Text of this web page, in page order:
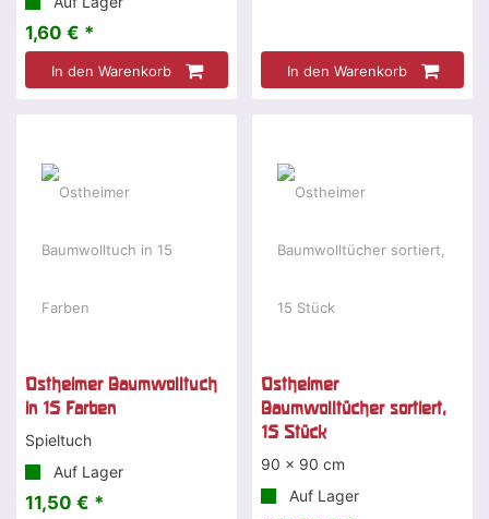
1,60 € *
In den Warenkorb In den Warenkorb
Ostheimer Baumwolltuch
in 15 Farben
Spieltuch
Auf Lager
11,50 € *
Ostheimer
Baumwolltücher sortiert,
15 Stück
90 x 90 cm
Auf Lager